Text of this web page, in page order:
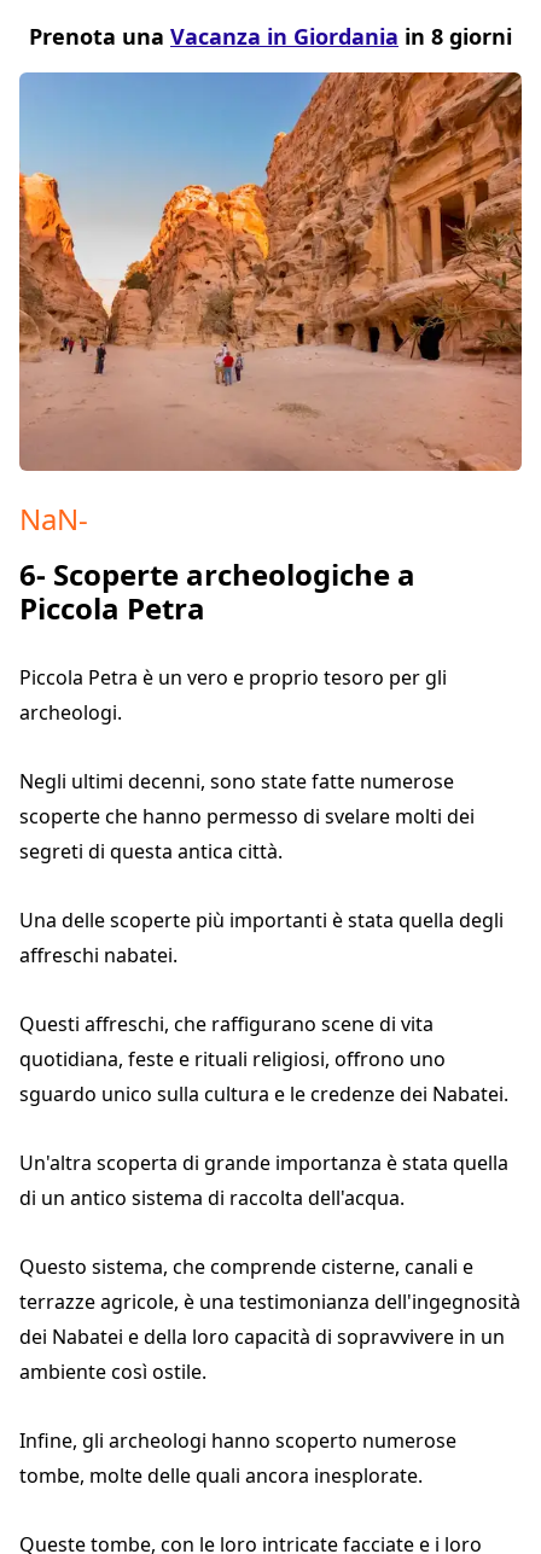
Prenota una Vacanza in Giordania in 8 giorni
NaN-
6- Scoperte archeologiche a
Piccola Petra
Piccola Petra è un vero e proprio tesoro per gli
archeologi.
Negli ultimi decenni, sono state fatte numerose
scoperte che hanno permesso di svelare molti dei
segreti di questa antica città.
Una delle scoperte più importanti è stata quella degli
affreschi nabatei.
Questi affreschi, che raffigurano scene di vita
quotidiana, feste e rituali religiosi, offrono uno
sguardo unico sulla cultura e le credenze dei Nabatei.
Un'altra scoperta di grande importanza è stata quella
di un antico sistema di raccolta dell'acqua.
Questo sistema, che comprende cisterne, canali e
terrazze agricole, è una testimonianza dell'ingegnosità
dei Nabatei e della loro capacità di sopravvivere in un
ambiente così ostile.
Infine, gli archeologi hanno scoperto numerose
tombe, molte delle quali ancora inesplorate.
Queste tombe, con le loro intricate facciate e i loro